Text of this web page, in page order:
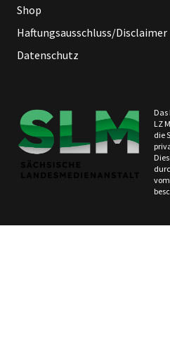
Shop
Haftungsausschluss/Disclaimer
Datenschutz
Das
LZ
die